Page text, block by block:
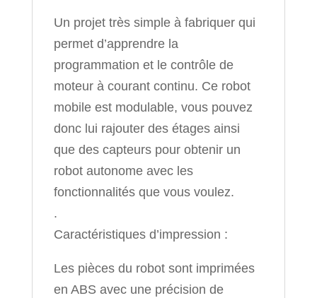
Un projet très simple à fabriquer qui
permet d’apprendre la
programmation et le contrôle de
moteur à courant continu. Ce robot
mobile est modulable, vous pouvez
donc lui rajouter des étages ainsi
que des capteurs pour obtenir un
robot autonome avec les
fonctionnalités que vous voulez.
.
Caractéristiques d’impression :
Les pièces du robot sont imprimées
en ABS avec une précision de